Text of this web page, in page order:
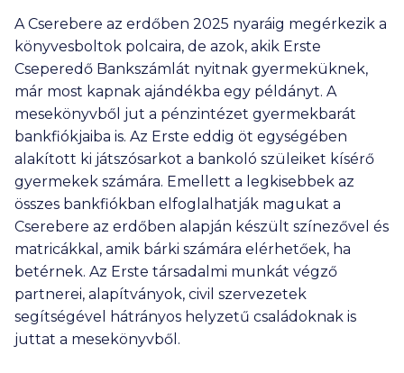
A Cserebere az erdőben 2025 nyaráig megérkezik a
könyvesboltok polcaira, de azok, akik Erste
Cseperedő Bankszámlát nyitnak gyermeküknek,
már most kapnak ajándékba egy példányt. A
mesekönyvből jut a pénzintézet gyermekbarát
bankfiókjaiba is. Az Erste eddig öt egységében
alakított ki játszósarkot a bankoló szüleiket kísérő
gyermekek számára. Emellett a legkisebbek az
összes bankfiókban elfoglalhatják magukat a
Cserebere az erdőben alapján készült színezővel és
matricákkal, amik bárki számára elérhetőek, ha
betérnek. Az Erste társadalmi munkát végző
partnerei, alapítványok, civil szervezetek
segítségével hátrányos helyzetű családoknak is
juttat a mesekönyvből.